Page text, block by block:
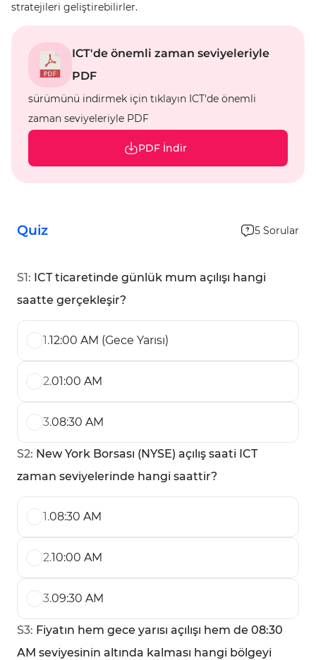
stratejileri geliştirebilirler.
ICT'de önemli zaman seviyeleriyle
PDF
sürümünü indirmek için tıklayın ICT'de önemli
zaman seviyeleriyle PDF
PDF İndir
Quiz 5 Sorular
S1: ICT ticaretinde günlük mum açılışı hangi
saatte gerçekleşir?
1.12:00 AM (Gece Yarısı)
2.01:00 AM
3.08:30 AM
S2: New York Borsası (NYSE) açılış saati ICT
zaman seviyelerinde hangi saattir?
1.08:30 AM
2.10:00 AM
3.09:30 AM
S3: Fiyatın hem gece yarısı açılışı hem de 08:30
AM seviyesinin altında kalması hangi bölgeyi